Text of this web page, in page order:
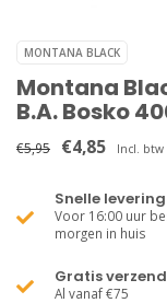
MONTANA BLACK
Montana
B.A. Bosko
€5,95 €4,85 Incl. btw
Snelle levering
Voor 16:00 uur
morgen in huis
Gratis
Al vanaf €75